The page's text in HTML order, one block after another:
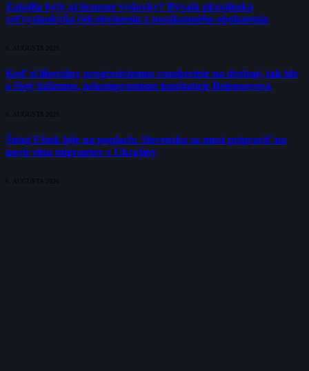
Zatajila byty aj luxusné výdavky? Bývalá ukrajinská
veľvyslankyňa čelí obvineniu z nezákonného obohatenia
6. AUGUSTA 2026
Keď si liberálny progresivizmus rozoberiete na drobné, tak ide
o čistý fašizmus, nekompromisne konštatuje Belousovová
6. AUGUSTA 2026
Šutaj Eštok bije na poplach: Slovensko sa musí pripraviť na
novú vlnu migrantov z Ukrajiny
6. AUGUSTA 2026